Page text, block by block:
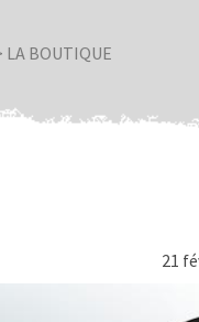
LA BOUTIQUE
21